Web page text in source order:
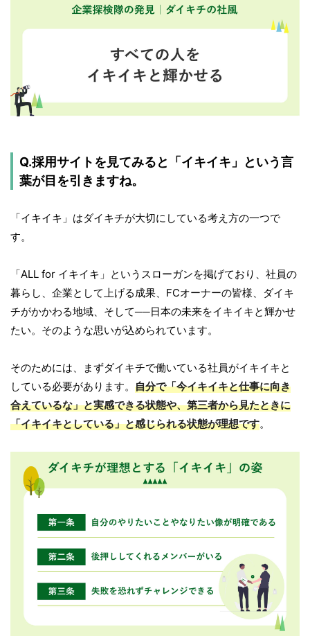
Q.採用サイトを見てみると「イキイキ」という言
葉が目を引きますね。
「イキイキ」はダイキチが大切にしている考え方の一つで
す。
「ALL for イキイキ」というスローガンを掲げており、社員の
暮らし、企業として上げる成果、FCオーナーの皆様、ダイキ
チがかかわる地域、そして──日本の未来をイキイキと輝かせ
たい。そのような思いが込められています。
そのためには、まずダイキチで働いている社員がイキイキと
している必要があります。 自分で「今イキイキと仕事に向き
合えているな」と実感できる状態や、第三者から見たときに
「イキイキとしている」と感じられる状態が理想です。